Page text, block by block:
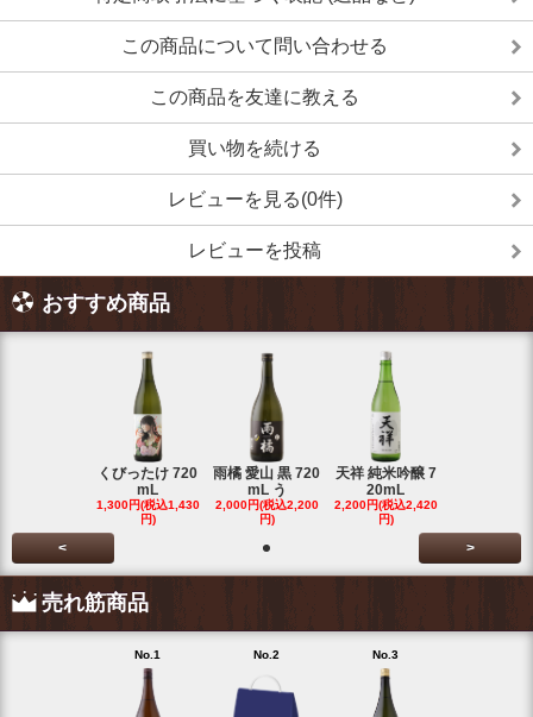
この商品について問い合わせる
この商品を友達に教える
買い物を続ける
レビューを見る(0件)
レビューを投稿
おすすめ商品
くびったけ 720
mL
1,300円(税込1,430
円)
雨橘 愛山 黒 720
mL う
2,000円(税込2,200
円)
天祥 純米吟醸 7
20mL
2,200円(税込2,420
円)
< >
売れ筋商品
No.1 No.2 No.3